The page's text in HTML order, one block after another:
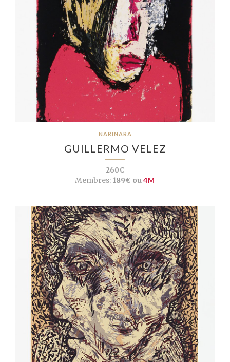
NARINARA
GUILLERMO VELEZ
260€
Membres: 189€ ou4M